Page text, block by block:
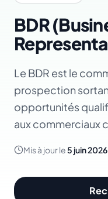
BDR
Le BDR est le
prospection
opportunités
aux commerciaux
Mis à jour le5 juin 2026